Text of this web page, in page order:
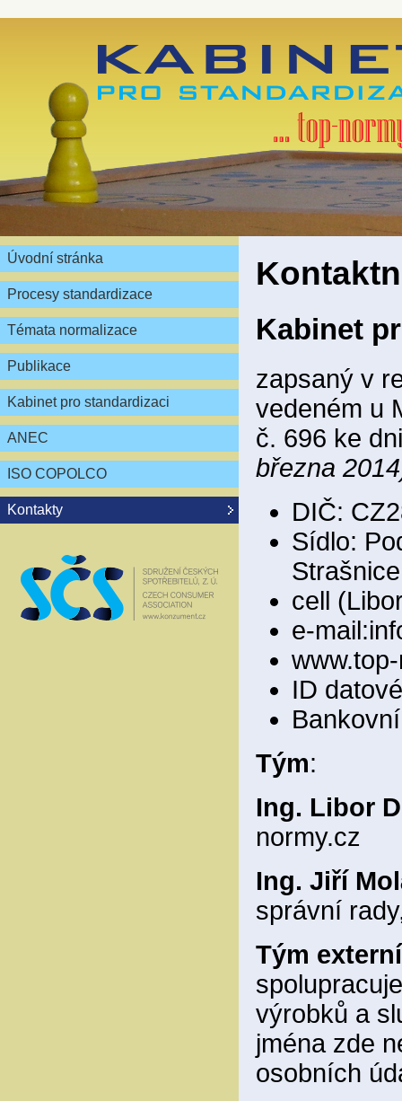
Úvodní stránka
Procesy standardizace
Témata normalizace
Publikace
Kabinet pro standardizaci
ANEC
ISO COPOLCO
Kontakty
Kabinet
zapsaný v
vedeném u
č. 696 ke
března
DIČ:
Sídlo:
Strašnice
cell
e-
ID
Tým:
Ing. Libor
normy.cz
Ing. Jiří
správní
Tým
výrobků a
jména zde
osobních